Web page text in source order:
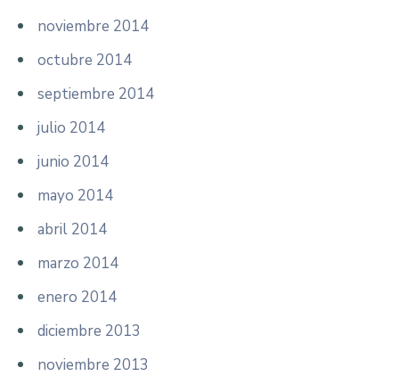
noviembre 2014
octubre 2014
septiembre 2014
julio 2014
junio 2014
mayo 2014
abril 2014
marzo 2014
enero 2014
diciembre 2013
noviembre 2013